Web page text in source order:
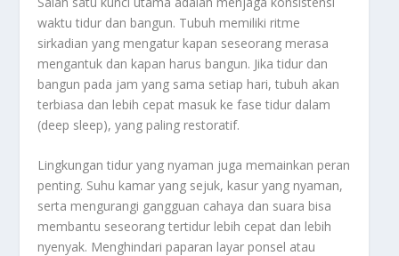
waktu tidur dan bangun. Tubuh memiliki ritme
sirkadian yang mengatur kapan seseorang merasa
mengantuk dan kapan harus bangun. Jika tidur dan
bangun pada jam yang sama setiap hari, tubuh akan
terbiasa dan lebih cepat masuk ke fase tidur dalam
(deep sleep), yang paling restoratif.
Lingkungan tidur yang nyaman juga memainkan peran
penting. Suhu kamar yang sejuk, kasur yang nyaman,
serta mengurangi gangguan cahaya dan suara bisa
membantu seseorang tertidur lebih cepat dan lebih
nyenyak. Menghindari paparan layar ponsel atau